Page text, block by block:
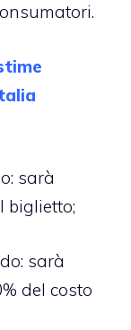
sarà
biglietto;
sarà
del costo